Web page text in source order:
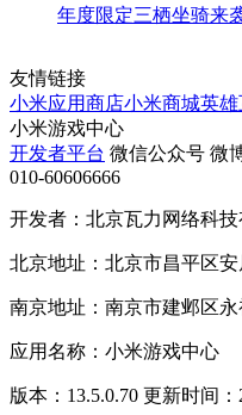
年度限定三栖坐骑来
友情链接
小米应用商店小米商城英雄
小米游戏中心
开发者平台 微信公众号 微
010-60606666
开发者：北京瓦力网络科技
北京地址：北京市昌平区
南京地址：南京市建邺区
应用名称：小米游戏中心
版本：13.5.0.70 更新时间：